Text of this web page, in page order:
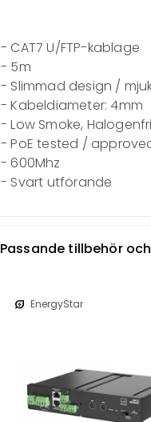
- CAT7 U/FTP-kablage
- 5m
- Slimmad design /
- Kabeldiameter: 4mm
- Low Smoke,
- PoE tested /
- 600Mhz
- Svart utförande
Passande tillbehör
energy_savings_leaf EnergyStar